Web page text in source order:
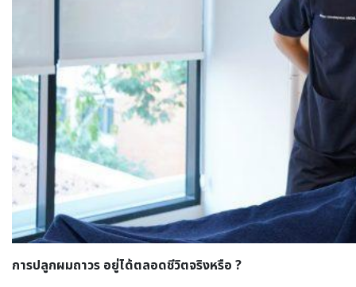
การปลูกผมถาวร อยู่ได้ตลอดชีวิตจริงหรือ ?